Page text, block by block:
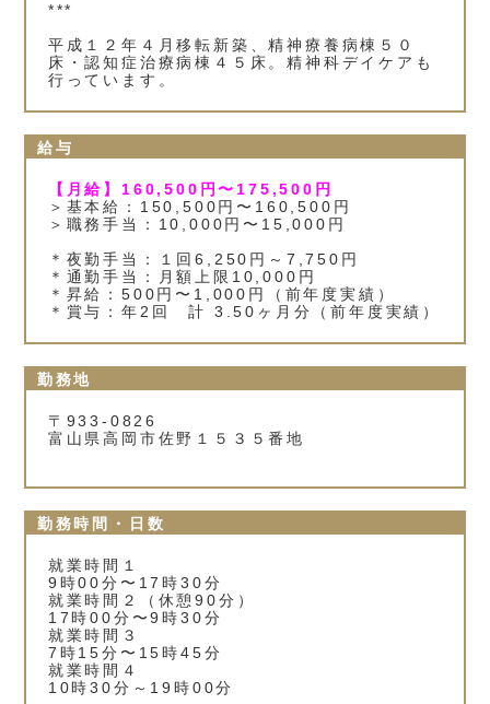
***
平成１２年４月移転新築、精神療養病棟５０
床・認知症治療病棟４５床。精神科デイケアも
行っています。
給与
【月給】160,500円〜175,500円
＞基本給：150,500円〜160,500円
＞職務手当：10,000円〜15,000円
＊夜勤手当：１回6,250円～7,750円
＊通勤手当：月額上限10,000円
＊昇給：500円〜1,000円（前年度実績）
＊賞与：年2回 計 3.50ヶ月分（前年度実績）
勤務地
〒933-0826
富山県高岡市佐野１５３５番地
勤務時間・日数
就業時間１
9時00分〜17時30分
就業時間２（休憩90分）
17時00分〜9時30分
就業時間３
7時15分〜15時45分
就業時間４
10時30分～19時00分